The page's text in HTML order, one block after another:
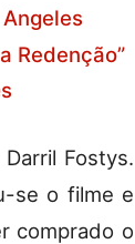
Redenção”
Fostys.
se o filme e
comprado o